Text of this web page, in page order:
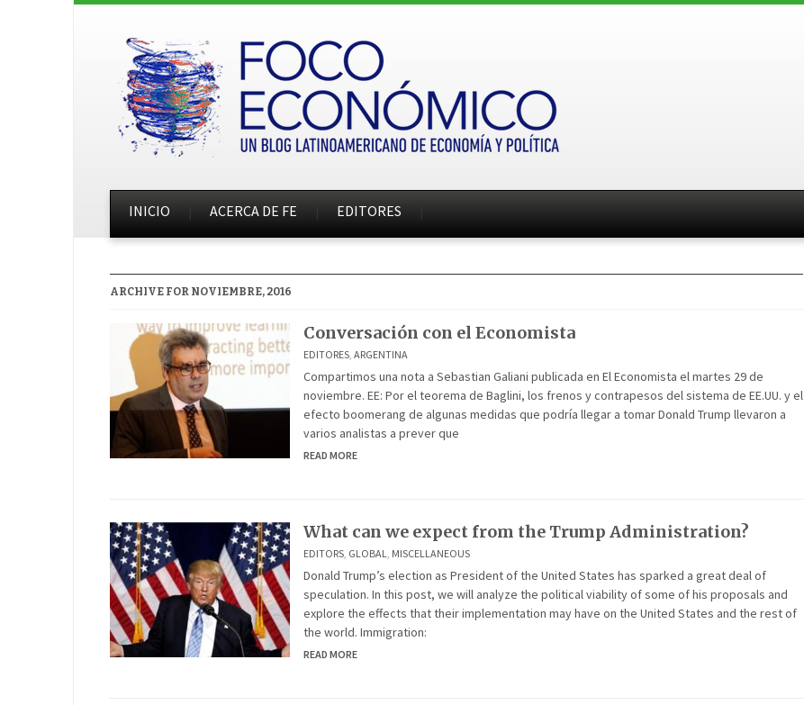
INICIO ACERCA DE FE EDITORES
ARCHIVE FOR NOVIEMBRE, 2016
Conversación con el Economista
EDITORES, ARGENTINA
Compartimos una nota a Sebastian Galiani publicada en El Economista el martes 29 de
noviembre. EE: Por el teorema de Baglini, los frenos y contrapesos del sistema de EE.UU. y el
efecto boomerang de algunas medidas que podría llegar a tomar Donald Trump llevaron a
varios analistas a prever que
READ MORE
What can we expect from the Trump Administration?
EDITORS, GLOBAL, MISCELLANEOUS
Donald Trump’s election as President of the United States has sparked a great deal of
speculation. In this post, we will analyze the political viability of some of his proposals and
explore the effects that their implementation may have on the United States and the rest of
the world. Immigration:
READ MORE